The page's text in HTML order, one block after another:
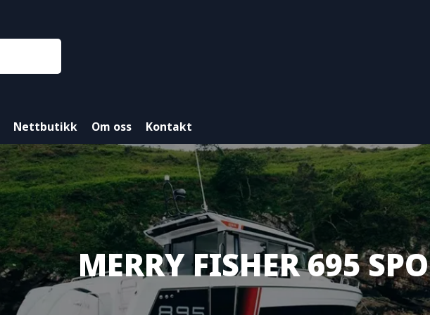
Nettbutikk Om oss Kontakt
MERRY FISHER 695